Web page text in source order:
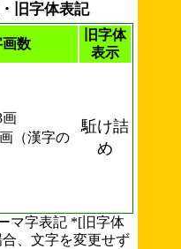
旧字体表記
数
旧字体
表示
画
（漢字の
駈け詰
め
マ字表記 *[旧字体
、文字を変更せず